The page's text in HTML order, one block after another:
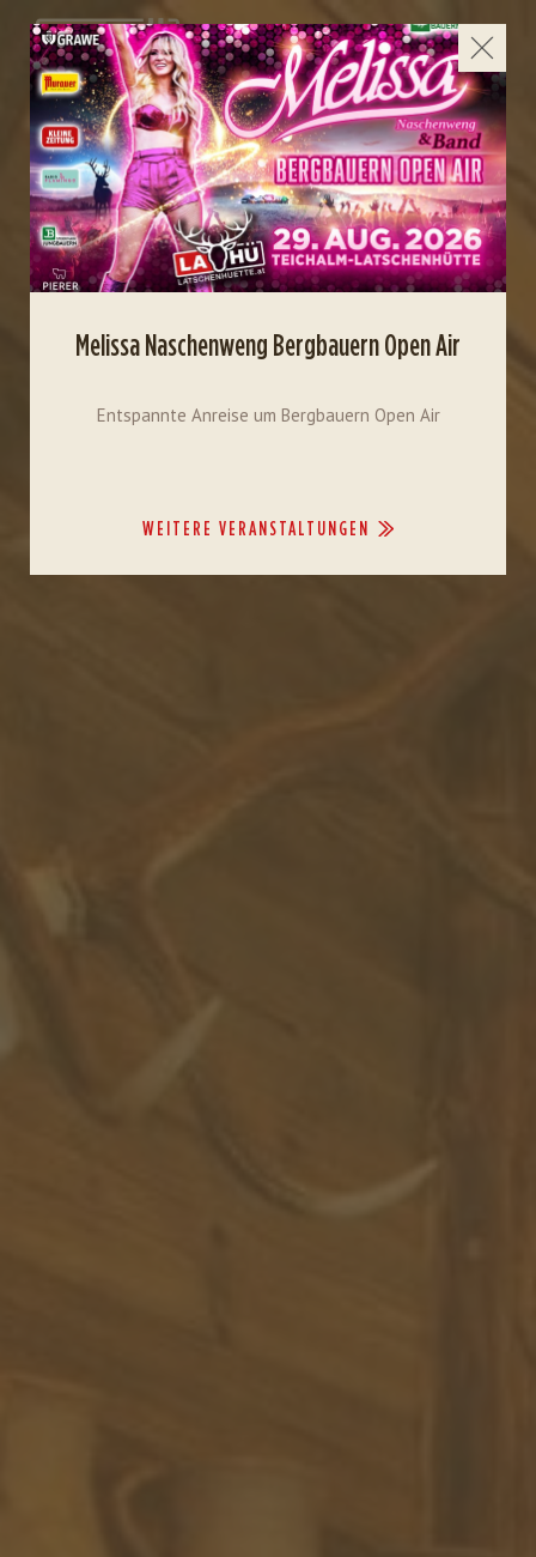
Melissa Naschenweng Bergbauern Open Air
Entspannte Anreise um Bergbauern Open Air
WEITERE VERANSTALTUNGEN